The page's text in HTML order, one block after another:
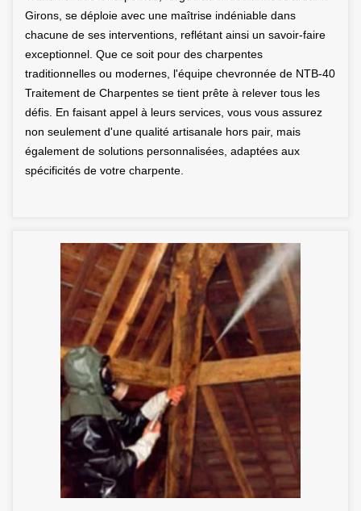
Girons, se déploie avec une maîtrise indéniable dans
chacune de ses interventions, reflétant ainsi un savoir-faire
exceptionnel. Que ce soit pour des charpentes
traditionnelles ou modernes, l'équipe chevronnée de NTB-40
Traitement de Charpentes se tient prête à relever tous les
défis. En faisant appel à leurs services, vous vous assurez
non seulement d'une qualité artisanale hors pair, mais
également de solutions personnalisées, adaptées aux
spécificités de votre charpente.